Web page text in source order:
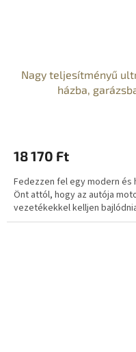
Nagy teljesítményű
házba,
18 170 Ft
Fedezzen fel egy modern
Önt attól, hogy az autója
vezetékekkel kelljen